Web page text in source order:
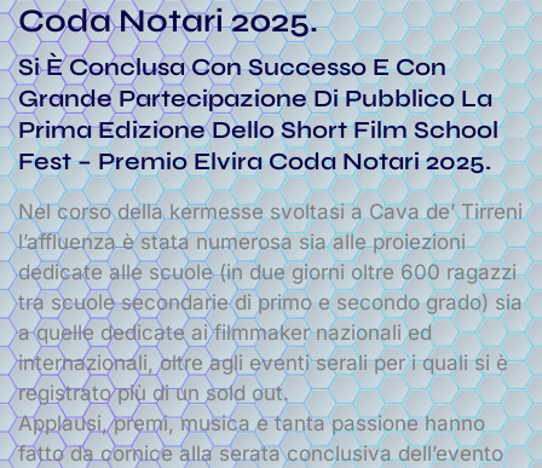
Coda Notari 2025.
Si È Conclusa Con Successo E Con
Grande Partecipazione Di Pubblico La
Prima Edizione Dello Short Film School
Fest – Premio Elvira Coda Notari 2025.
Nel corso della kermesse svoltasi a Cava de’ Tirreni
l’affluenza è stata numerosa sia alle proiezioni
dedicate alle scuole (in due giorni oltre 600 ragazzi
tra scuole secondarie di primo e secondo grado) sia
a quelle dedicate ai filmmaker nazionali ed
internazionali, oltre agli eventi serali per i quali si è
registrato più di un sold out.
Applausi, premi, musica e tanta passione hanno
fatto da cornice alla serata conclusiva dell’evento